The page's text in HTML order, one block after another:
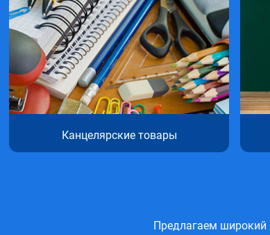
Канцелярские товары
Предлагаем широкий